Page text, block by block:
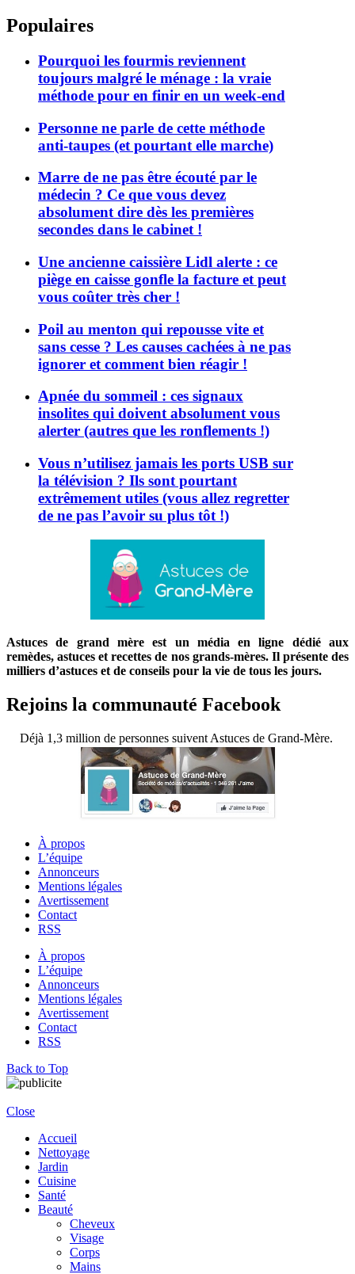
Populaires
Pourquoi les fourmis reviennent
toujours malgré le ménage : la vraie
méthode pour en finir en un week-end
Personne ne parle de cette méthode
anti-taupes (et pourtant elle marche)
Marre de ne pas être écouté par le
médecin ? Ce que vous devez
absolument dire dès les premières
secondes dans le cabinet !
Une ancienne caissière Lidl alerte : ce
piège en caisse gonfle la facture et peut
vous coûter très cher !
Poil au menton qui repousse vite et
sans cesse ? Les causes cachées à ne pas
ignorer et comment bien réagir !
Apnée du sommeil : ces signaux
insolites qui doivent absolument vous
alerter (autres que les ronflements !)
Vous n’utilisez jamais les ports USB sur
la télévision ? Ils sont pourtant
extrêmement utiles (vous allez regretter
de ne pas l’avoir su plus tôt !)
Astuces de grand mère est un média en ligne dédié aux
remèdes, astuces et recettes de nos grands-mères. Il présente des
milliers d’astuces et de conseils pour la vie de tous les jours.
Rejoins la communauté Facebook
Déjà 1,3 million de personnes suivent Astuces de Grand-Mère.
À propos
L’équipe
Annonceurs
Mentions légales
Avertissement
Contact
RSS
À propos
L’équipe
Annonceurs
Mentions légales
Avertissement
Contact
RSS
Back to Top
Close
Accueil
Nettoyage
Jardin
Cuisine
Santé
Beauté
Cheveux
Visage
Corps
Mains